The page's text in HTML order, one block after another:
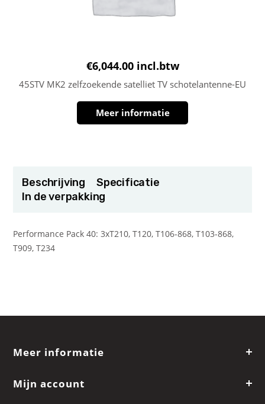
€6,044.00 incl.btw
45STV MK2 zelfzoekende satelliet TV schotelantenne-EU
Meer informatie
Beschrijving
Specificatie
In de verpakking
Performance Pack 40: 3xT210, T120, T106-868, T103-868,
T909, T234
Meer informatie
Mijn account